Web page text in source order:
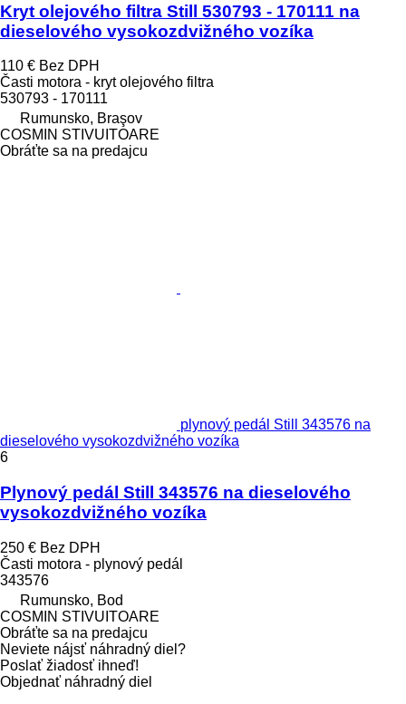
Kryt olejového filtra Still 530793 - 170111 na
dieselového vysokozdvižného vozíka
110 € Bez DPH
Časti motora - kryt olejového filtra
530793 - 170111
Rumunsko, Braşov
COSMIN STIVUITOARE
Obráťte sa na predajcu
plynový pedál Still 343576 na
dieselového vysokozdvižného vozíka
6
Plynový pedál Still 343576 na dieselového
vysokozdvižného vozíka
250 € Bez DPH
Časti motora - plynový pedál
343576
Rumunsko, Bod
COSMIN STIVUITOARE
Obráťte sa na predajcu
Neviete nájsť náhradný diel?
Poslať žiadosť ihneď!
Objednať náhradný diel